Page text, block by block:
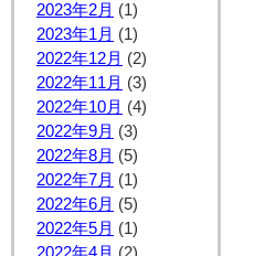
2023年2月 (1)
2023年1月 (1)
2022年12月 (2)
2022年11月 (3)
2022年10月 (4)
2022年9月 (3)
2022年8月 (5)
2022年7月 (1)
2022年6月 (5)
2022年5月 (1)